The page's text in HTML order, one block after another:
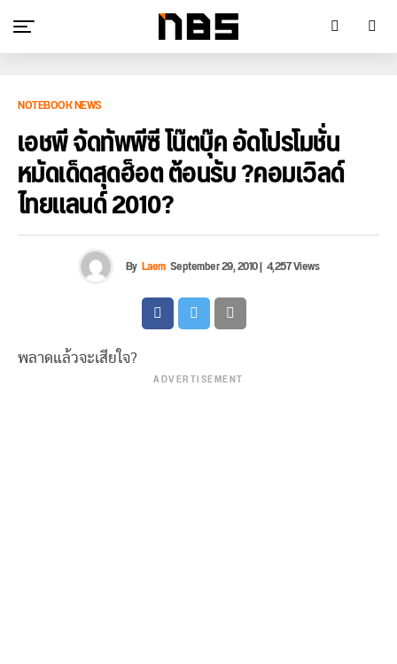
NOTEBOOK NEWS
เอชพี จัดทัพพีซี โน๊ตบุ๊ค อัดโปรโมชั่น
หมัดเด็ดสุดฮ็อต ต้อนรับ ?คอมเวิลด์
ไทยแลนด์ 2010?
By Laem September 29, 2010| 4,257 Views
พลาดแล้วจะเสียใจ?
ADVERTISEMENT